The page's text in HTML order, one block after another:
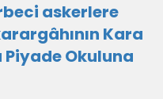
askerlere
Kara
Okuluna